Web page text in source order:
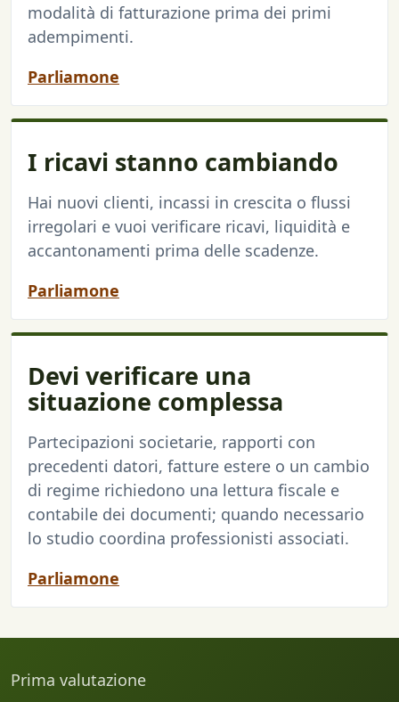
modalità di fatturazione prima dei primi
adempimenti.
Parliamone
I ricavi stanno cambiando
Hai nuovi clienti, incassi in crescita o flussi
irregolari e vuoi verificare ricavi, liquidità e
accantonamenti prima delle scadenze.
Parliamone
Devi verificare una
situazione complessa
Partecipazioni societarie, rapporti con
precedenti datori, fatture estere o un cambio
di regime richiedono una lettura fiscale e
contabile dei documenti; quando necessario
lo studio coordina professionisti associati.
Parliamone
Prima valutazione